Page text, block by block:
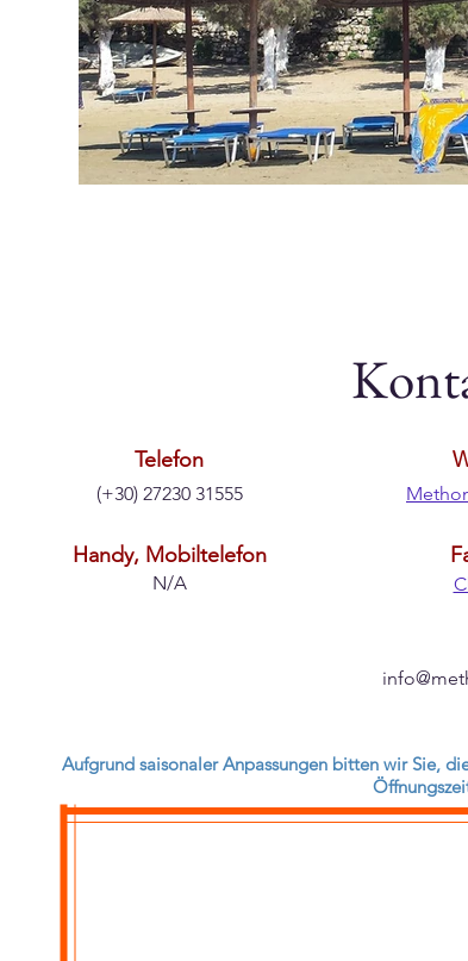
Telefon
(+30) 27230 31555
Handy, Mobiltelefon
N/A
Aufgrund saisonaler Anpassungen bitten wir Sie,